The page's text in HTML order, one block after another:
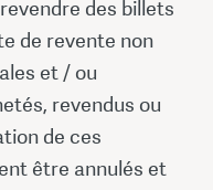
des billets
de revente non
et / ou
revendus ou
de ces
être annulés et